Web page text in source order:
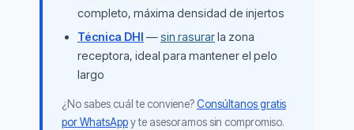
completo, máxima densidad de injertos
Técnica DHI —sin rasurarla zona
receptora, ideal para mantener el pelo
largo
¿No sabes cuál te conviene?Consúltanos gratis
por WhatsAppy te asesoramos sin compromiso.